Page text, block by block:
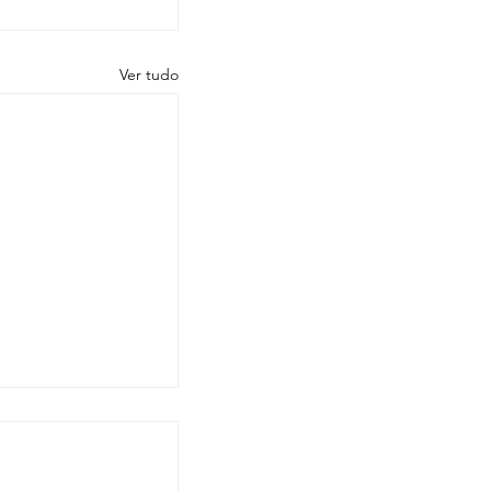
Ver tudo